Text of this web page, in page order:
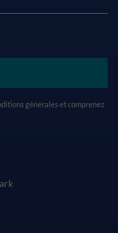
générales et comprenez